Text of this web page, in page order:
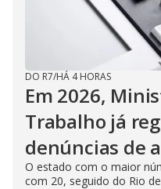
DO R7/HÁ 4 HORAS
Em 2026,
Trabalho já
denúncias de
O estado com o maior
com 20, seguido do Rio